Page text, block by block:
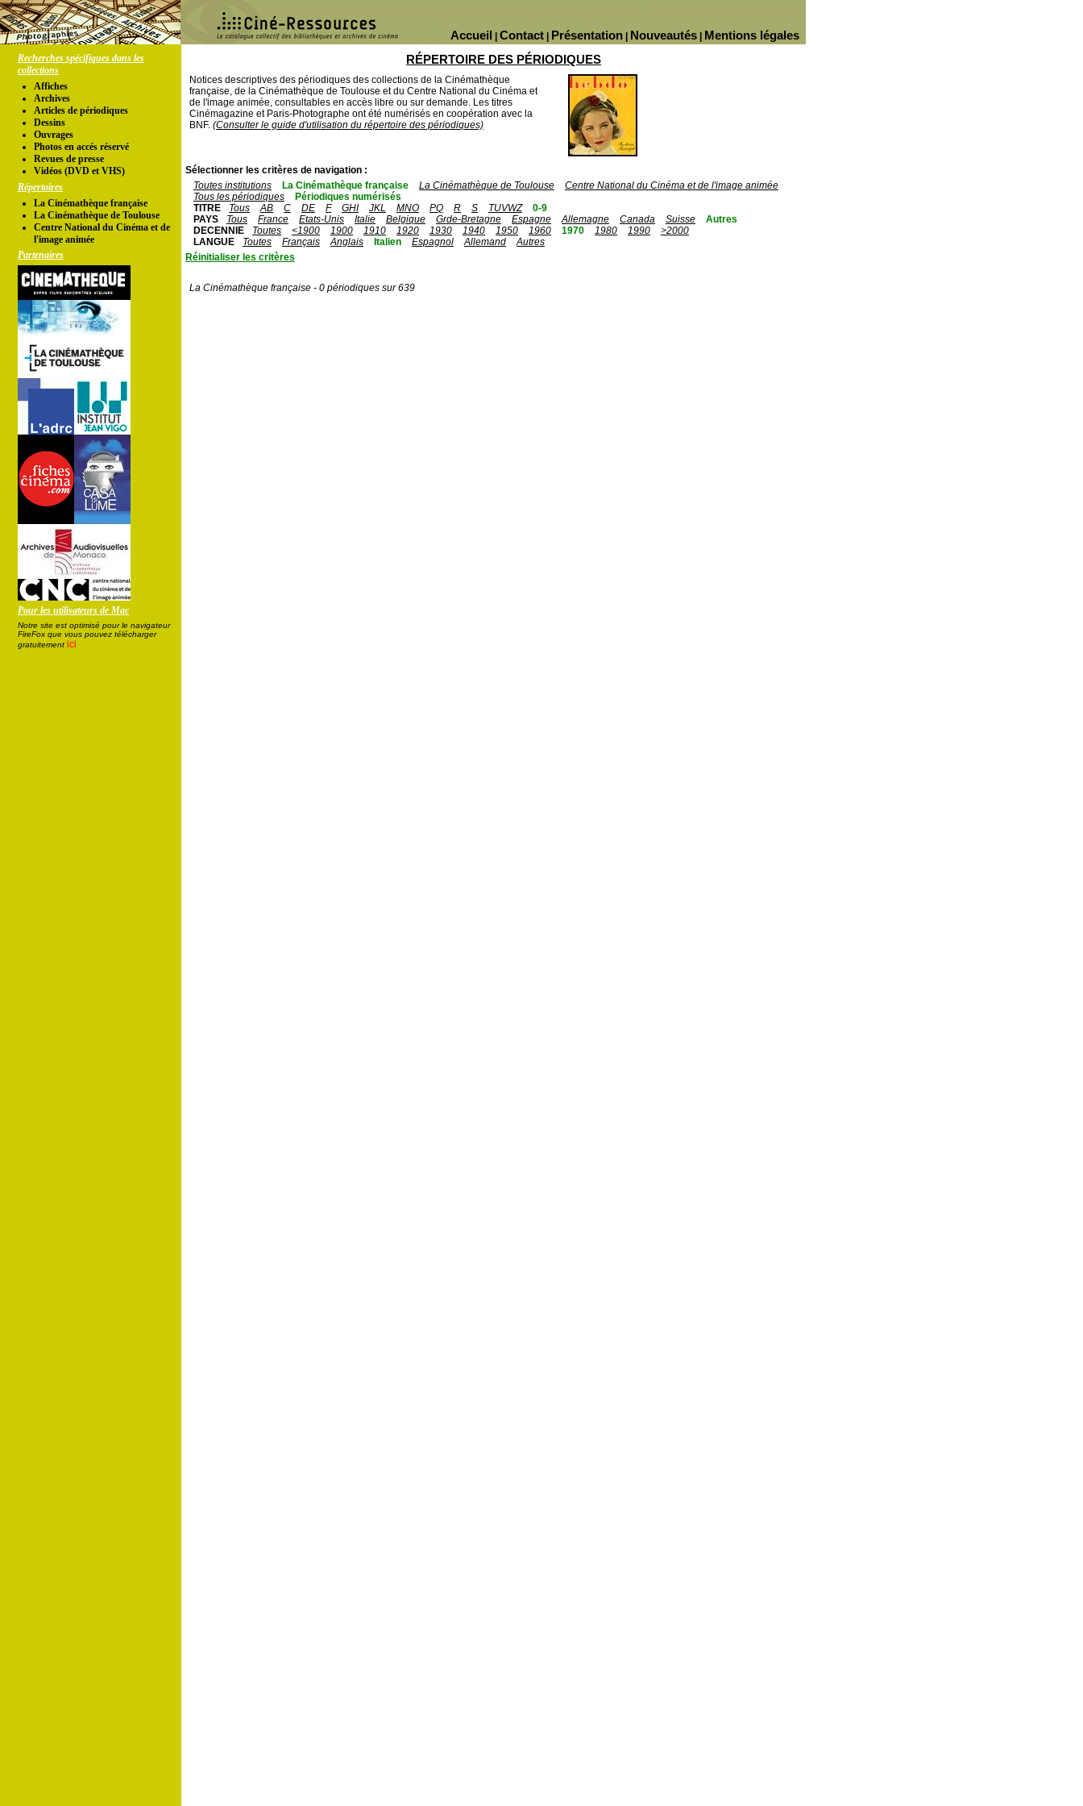
Mentions légales
Nouveautés
Présentation
Contact
Accueil
Recherches spécifiques dans les
collections
Affiches
Archives
Articles de périodiques
Dessins
Ouvrages
Photos en accés réservé
Revues de presse
Vidéos (DVD et VHS)
Répertoires
La Cinémathèque française
La Cinémathèque de Toulouse
Centre National du Cinéma et de
l'image animée
Partenaires
Pour les utilisateurs de Mac
Notre site est optimisé pour le navigateur
FireFox que vous pouvez télécharger
gratuitement ici
RÉPERTOIRE DES PÉRIODIQUES
Notices descriptives des périodiques des collections de la Cinémathèque
française, de la Cinémathèque de Toulouse et du Centre National du Cinéma et
de l'image animée, consultables en accès libre ou sur demande. Les titres
Cinémagazine et Paris-Photographe ont été numérisés en coopération avec la
BNF. (Consulter le guide d'utilisation du répertoire des périodiques)
Sélectionner les critères de navigation :
Toutes institutions
La Cinémathèque française La Cinémathèque de Toulouse
Centre National du Cinéma et de l'image animée
Tous les périodiques
Périodiques numérisés
TITRE
Tous AB C DE F GHI JKL MNO PQ R S TUVWZ
0-9
PAYS
Tous France Etats-Unis Italie Belgique Grde-Bretagne Espagne Allemagne Canada Suisse
Autres
DECENNIE
Toutes <1900 1900 1910 1920 1930 1940 1950 1960 1970 1980 1990
>2000
LANGUE
Toutes Français Anglais Italien Espagnol Allemand
Autres
Réinitialiser les critères
La Cinémathèque française - 0 périodiques sur 639